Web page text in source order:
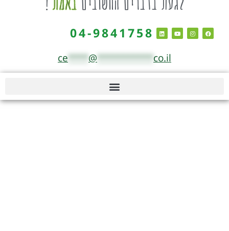
04-9841758
ce****@***********co.il